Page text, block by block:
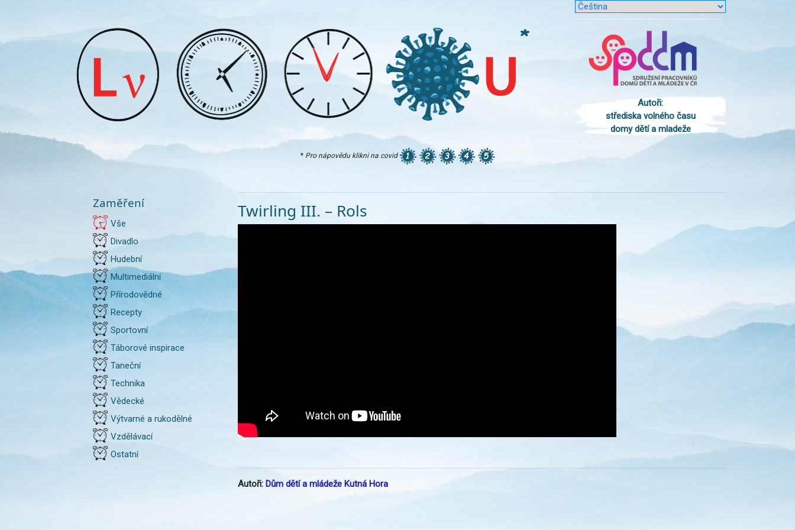
Autoři:
střediska volného času
domy dětí a mladeže
* Pro nápovědu klikni na covid
Zaměření
Vše
Divadlo
Hudební
Multimediální
Přírodovědné
Recepty
Sportovní
Táborové inspirace
Taneční
Technika
Vědecké
Výtvarné a rukodělné
Vzdělávací
Ostatní
Twirling III. – Rols
Autoři: Dům dětí a mládeže Kutná Hora